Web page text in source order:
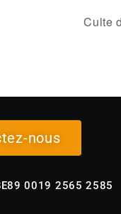
Culte
nous
0019 2565 2585